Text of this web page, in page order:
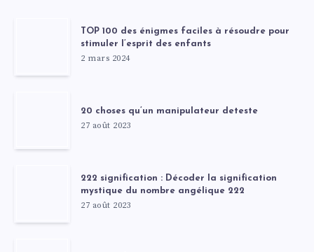
TOP 100 des énigmes faciles à résoudre pour
stimuler l’esprit des enfants
2 mars 2024
20 choses qu’un manipulateur deteste
27 août 2023
222 signification : Décoder la signification
mystique du nombre angélique 222
27 août 2023